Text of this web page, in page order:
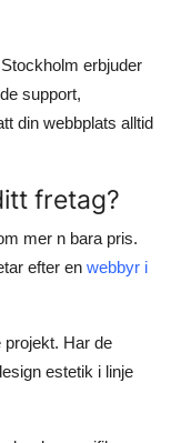
erbjuder
support,
din webbplats alltid
fretag?
mer n bara pris.
efter en webbyr i
projekt. Har de
estetik i linje